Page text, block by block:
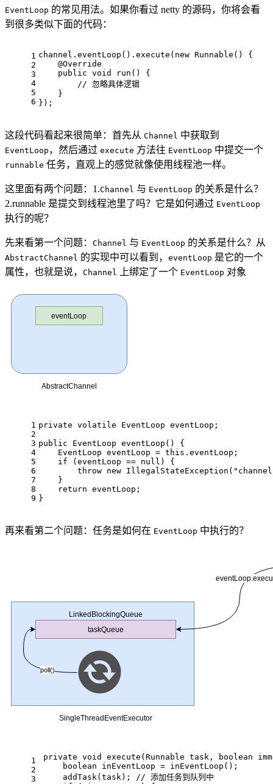
EventLoop 的常见用法。如果你看过 netty 的源码，你将会看
到很多类似下面的代码：
1
2
3
4
5
6
channel.eventLoop().execute(new Runnable() {
    @Override
    public void run() {
        // 忽略具体逻辑
    }
});
这段代码看起来很简单：首先从 Channel 中获取到
EventLoop ，然后通过 execute 方法往 EventLoop 中提交一个
runnable 任务，直观上的感觉就像使用线程池一样。
这里面有两个问题：1.Channel 与 EventLoop 的关系是什么？
2.runnable 是提交到线程池里了吗？它是如何通过 EventLoop
执行的呢？
先来看第一个问题： Channel 与 EventLoop 的关系是什么？从
AbstractChannel 的实现中可以看到， eventLoop 是它的一个
属性，也就是说， Channel 上绑定了一个 EventLoop 对象
1
2
3
4
5
6
7
8
9
private volatile EventLoop eventLoop;
public EventLoop eventLoop ()
{
    EventLoop eventLoop =
this .eventLoop;
if (eventLoop == null ) {
throw new IllegalStateException(
    }
return eventLoop;
}
再来看第二个问题：任务是如何在 EventLoop 中执行的？
1
2
3
private void execute (Runnable task, boolean
boolean inEventLoop = inEventLoop();
    addTask(task);
// 添加任务到队列中